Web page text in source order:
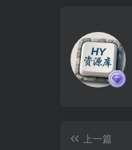
上一篇